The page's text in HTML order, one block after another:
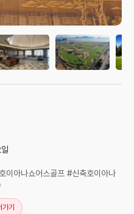
이아나쇼어스골프 #신축호이아나
기